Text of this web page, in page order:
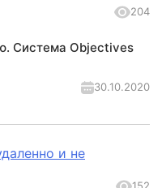
204
Система Objectives
30.10.2020